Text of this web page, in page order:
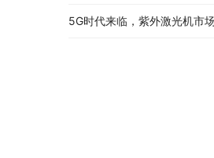
5G时代来临，紫外激光机市